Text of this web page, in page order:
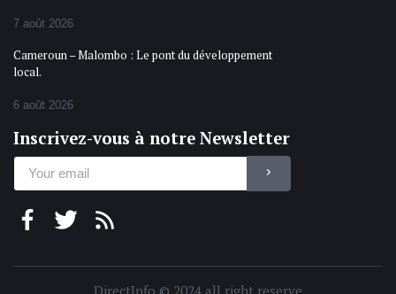
7 août 2026
Cameroun – Malombo : Le pont du développement
local.
6 août 2026
Inscrivez-vous à notre Newsletter